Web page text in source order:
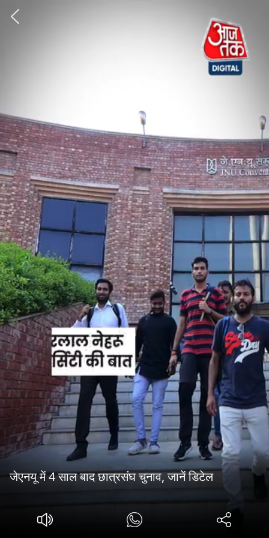
जेएनयू में 4 साल बाद छात्रसंघ चुनाव, जानें डिटेल